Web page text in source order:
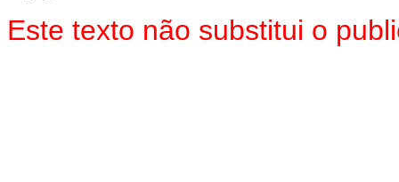
Este texto não substitui o